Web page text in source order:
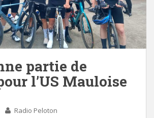
partie de
l’US Mauloise
Radio Peloton